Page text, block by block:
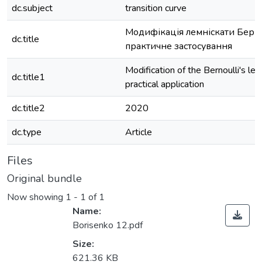
dc.subject
transition curve
dc.title
Модифікація лемніскати
практичне застосування
dc.title1
Modification of the Bernoulli's
practical application
dc.title2
2020
dc.type
Article
Files
Original bundle
Now showing 1 - 1 of 1
Name:
Borisenko 12.pdf
Size:
621.36 KB